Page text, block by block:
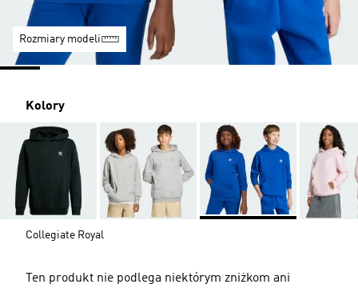
Rozmiary modeli
Kolory
Collegiate Royal
Ten produkt nie podlega niektórym zniżkom ani